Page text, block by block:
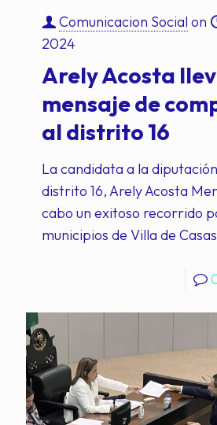
Comunicacion Social on
2024
Arely Acosta
mensaje de
al distrito 16
La candidata a la
distrito 16, Arely Acosta
cabo un exitoso recorrido
municipios de Villa de